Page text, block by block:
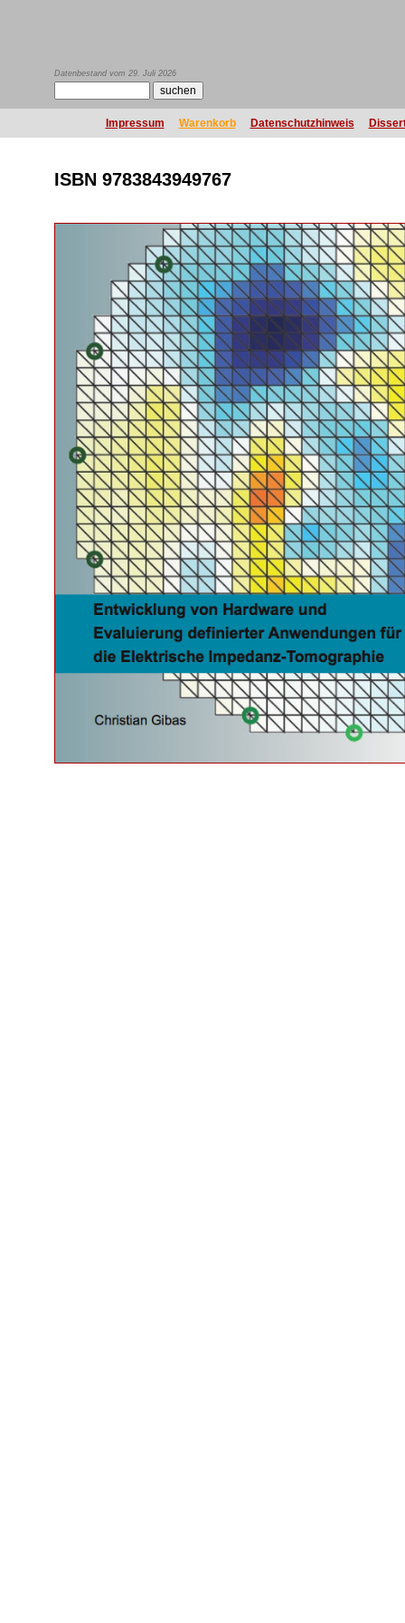
Datenbestand vom 29. Juli 2026
Impressum Warenkorb Datenschutzhinweis
ISBN 9783843949767